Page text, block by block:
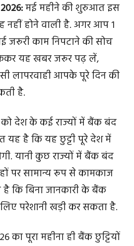
मई महीने की शुरुआत इस
नहीं होने वाली है. अगर आप 1
जरूरी काम निपटाने की सोच
यह खबर जरूर पढ़ लें,
लापरवाही आपके पूरे दिन की
है.
देश के कई राज्यों में बैंक बंद
यह है कि यह छुट्टी पूरे देश में
यानी कुछ राज्यों में बैंक बंद
पर सामान्य रूप से कामकाज
है कि बिना जानकारी के बैंक
परेशानी खड़ी कर सकता है.
का पूरा महीना ही बैंक छुट्टियों